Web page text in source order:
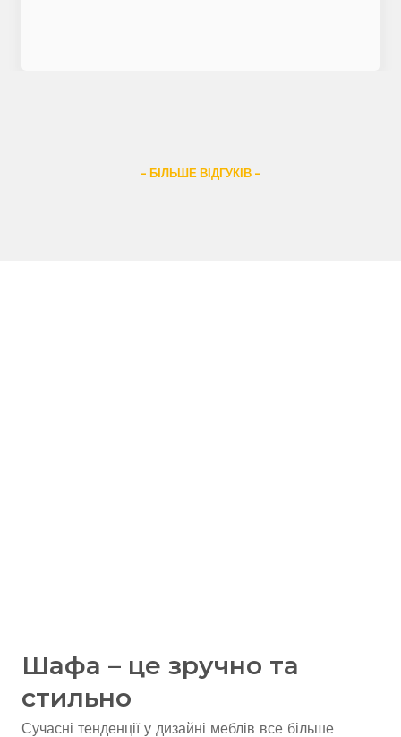
– БІЛЬШЕ ВІДГУКІВ –
Шафа – це зручно та
стильно
Сучасні тенденції у дизайні меблів все більше